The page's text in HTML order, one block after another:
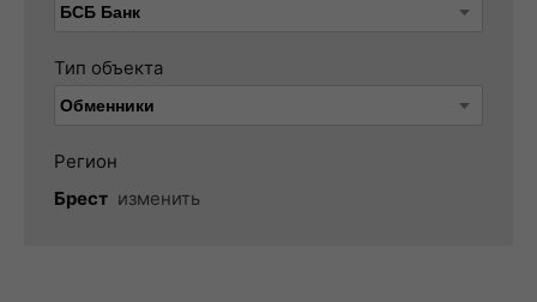
Тип объекта
Регион
Брест изменить